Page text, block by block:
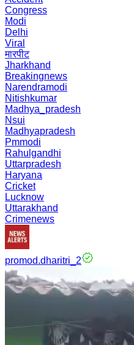
Congress
Modi
Delhi
Viral
मारपीट
Jharkhand
Breakingnews
Narendramodi
Nitishkumar
Madhya_pradesh
Nsui
Madhyapradesh
Pmmodi
Rahulgandhi
Uttarpradesh
Haryana
Cricket
Lucknow
Uttarakhand
Crimenews
promod.dharitri_2